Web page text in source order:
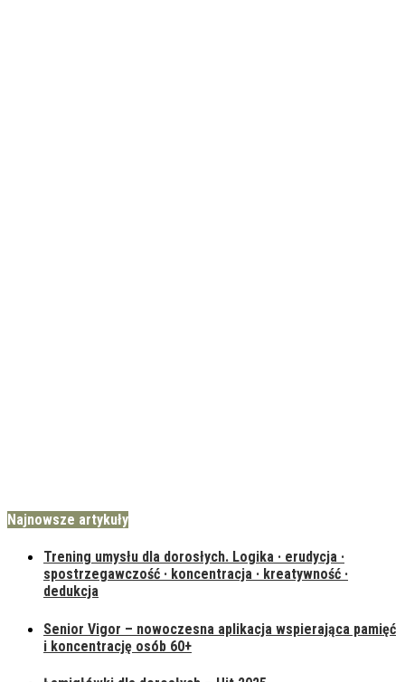
Najnowsze artykuły
Trening umysłu dla dorosłych. Logika · erudycja ·
spostrzegawczość · koncentracja · kreatywność ·
dedukcja
Senior Vigor – nowoczesna aplikacja wspierająca pamięć
i koncentrację osób 60+